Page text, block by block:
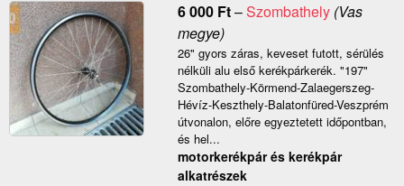
6 000 Ft–Szombathely(Vas
megye)
26" gyors záras, keveset futott, sérülés
nélküli alu első kerékpárkerék. "197"
Szombathely-Körmend-Zalaegerszeg-
Hévíz-Keszthely-Balatonfüred-Veszprém
útvonalon, előre egyeztetett időpontban,
és hel...
motorkerékpár és kerékpár
alkatrészek